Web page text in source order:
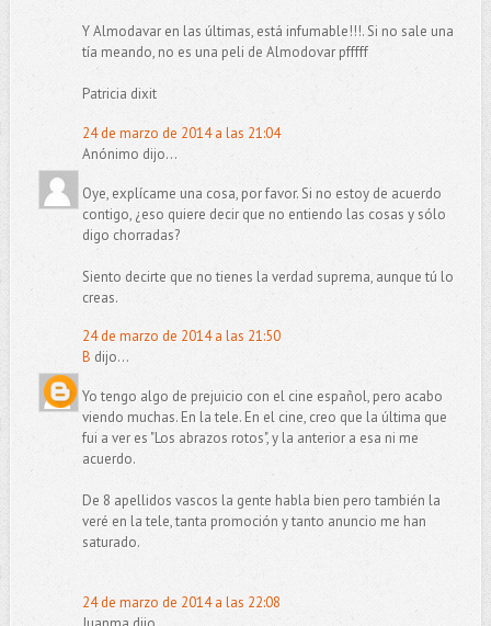
Y Almodavar en las últimas, está infumable!!!. Si no sale una
tía meando, no es una peli de Almodovar pfffff
Patricia dixit
24 de marzo de 2014 a las 21:04
Anónimo dijo...
Oye, explícame una cosa, por favor. Si no estoy de acuerdo
contigo, ¿eso quiere decir que no entiendo las cosas y sólo
digo chorradas?
Siento decirte que no tienes la verdad suprema, aunque tú lo
creas.
24 de marzo de 2014 a las 21:50
B dijo...
Yo tengo algo de prejuicio con el cine español, pero acabo
viendo muchas. En la tele. En el cine, creo que la última que
fui a ver es "Los abrazos rotos", y la anterior a esa ni me
acuerdo.
De 8 apellidos vascos la gente habla bien pero también la
veré en la tele, tanta promoción y tanto anuncio me han
saturado.
24 de marzo de 2014 a las 22:08